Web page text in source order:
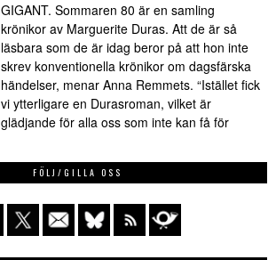
GIGANT. Sommaren 80 är en samling
krönikor av Marguerite Duras. Att de är så
läsbara som de är idag beror på att hon inte
skrev konventionella krönikor om dagsfärska
händelser, menar Anna Remmets. “Istället fick
vi ytterligare en Durasroman, vilket är
glädjande för alla oss som inte kan få för
FÖLJ/GILLA OSS